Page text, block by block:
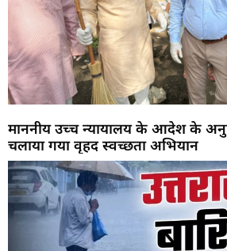
माननीय उच्च न्यायालय के आदेश के
चलाया गया वृहद स्वच्छता अभियान